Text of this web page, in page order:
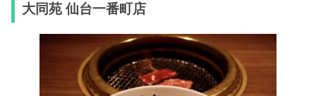
大同苑 仙台一番町店